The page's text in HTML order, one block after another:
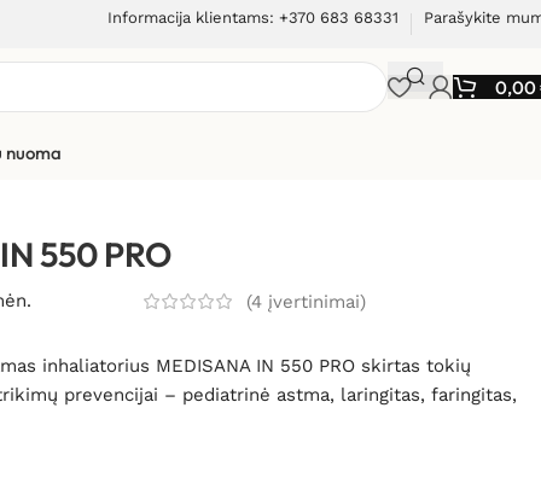
Informacija klientams: +370 683 68331 Parašykite
0,00
nuoma
550 PRO
(4įvertinimai)
inhaliatorius MEDISANA IN 550 PRO skirtas tokių
prevencijai – pediatrinė astma, laringitas, faringitas,